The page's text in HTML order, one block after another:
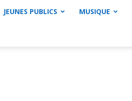
JEUNES PUBLICS MUSIQUE